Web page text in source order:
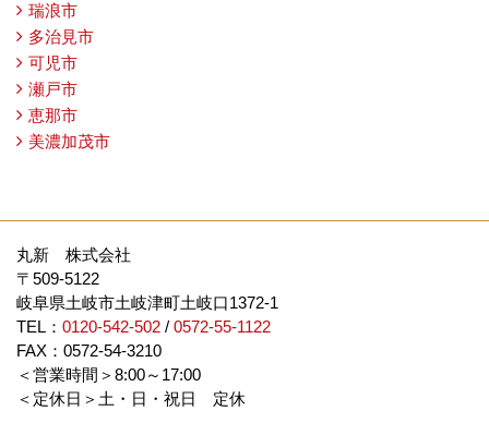
瑞浪市
多治見市
可児市
瀬戸市
恵那市
美濃加茂市
丸新 株式会社
〒509-5122
岐阜県土岐市土岐津町土岐口1372-1
TEL： 0120-542-502 / 0572-55-1122
FAX：0572-54-3210
＜営業時間＞8:00～17:00
＜定休日＞土・日・祝日 定休